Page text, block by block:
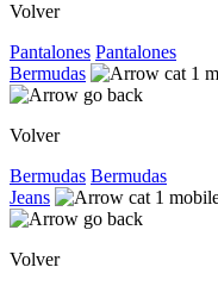
Volver
Pantalones Pantalones
Bermudas
Volver
Bermudas Bermudas
Jeans
Volver